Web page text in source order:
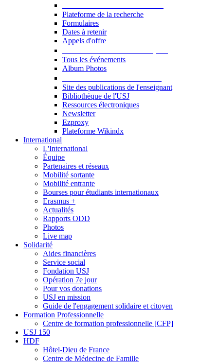
Plateforme de la recherche
Formulaires
Dates à retenir
Appels d'offre
Tous les événements
Album Photos
Site des publications de l'enseignant
Bibliothèque de l'USJ
Ressources électroniques
Newsletter
Ezproxy
Plateforme Wikindx
International
L'International
Équipe
Partenaires et réseaux
Mobilité sortante
Mobilité entrante
Bourses pour étudiants internationaux
Erasmus +
Actualités
Rapports ODD
Photos
Live map
Solidarité
Aides financières
Service social
Fondation USJ
Opération 7e jour
Pour vos donations
USJ en mission
Guide de l'engagement solidaire et citoyen
Formation Professionnelle
Centre de formation professionnelle [CFP]
USJ 150
HDF
Hôtel-Dieu de France
Centre de Médecine de Famille